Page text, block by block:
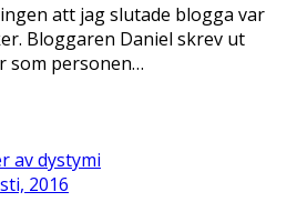
att jag slutade blogga var
Bloggaren Daniel skrev ut
som personen…
av dystymi
2016